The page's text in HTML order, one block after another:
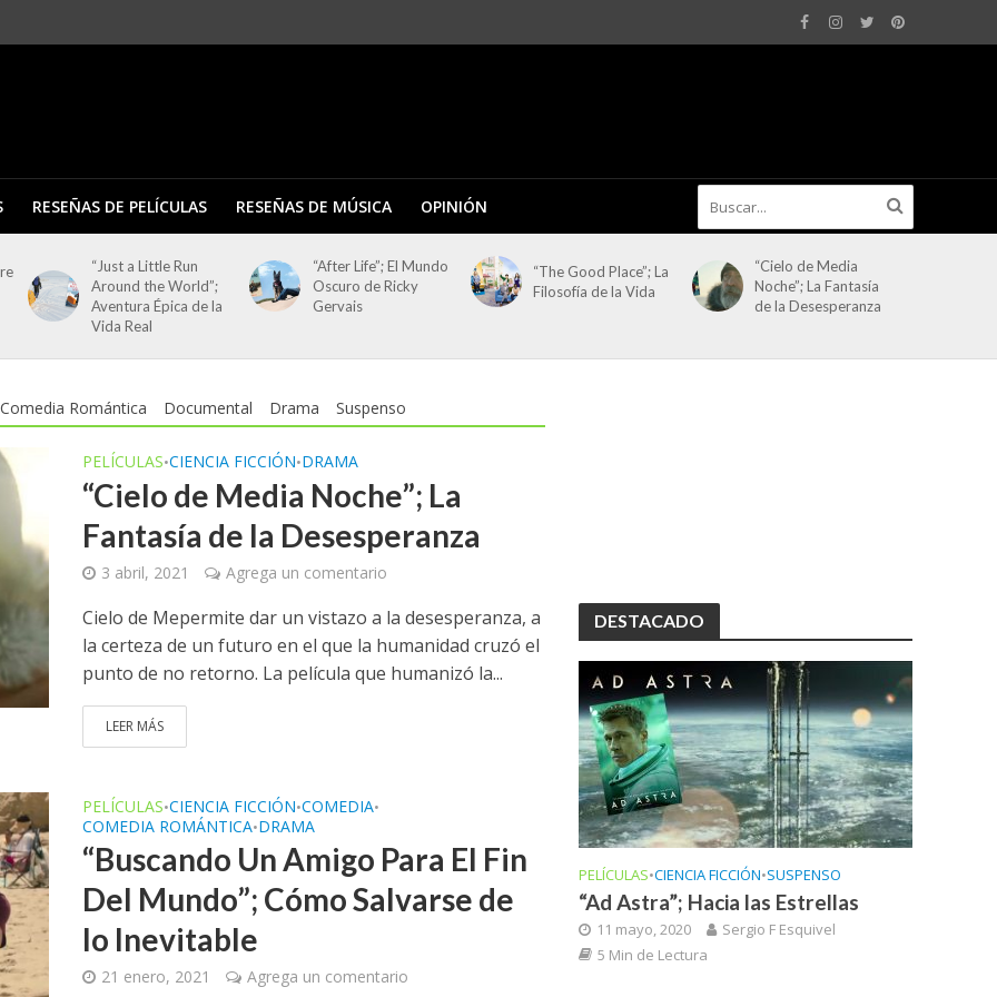
RESEÑAS DE PELÍCULAS RESEÑAS DE MÚSICA OPINIÓN
“Just a Little Run
Around the World”;
Aventura Épica de la
Vida Real
“After Life”; El Mundo
Oscuro de Ricky
Gervais
“The Good Place”; La
Filosofía de la Vida
“Cielo de Media
Noche”; La Fantasía
de la Desesperanza
Comedia Romántica Documental Drama Suspenso
PELÍCULAS•CIENCIA FICCIÓN•DRAMA
“Cielo de Media Noche”; La
Fantasía de la Desesperanza
3 abril, 2021 Agrega un comentario
Cielo de Mepermite dar un vistazo a la desesperanza, a
la certeza de un futuro en el que la humanidad cruzó el
punto de no retorno. La película que humanizó la...
LEER MÁS
PELÍCULAS•CIENCIA FICCIÓN•COMEDIA•
COMEDIA ROMÁNTICA•DRAMA
“Buscando Un Amigo Para El Fin
Del Mundo”; Cómo Salvarse de
lo Inevitable
21 enero, 2021 Agrega un comentario
DESTACADO
PELÍCULAS•CIENCIA FICCIÓN•SUSPENSO
“Ad Astra”; Hacia las Estrellas
11 mayo, 2020
Sergio F Esquivel
5 Min de Lectura